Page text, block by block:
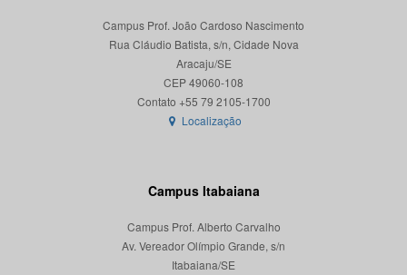
Campus Prof. João Cardoso Nascimento
Rua Cláudio Batista, s/n, Cidade Nova
Aracaju/SE
CEP 49060-108
Localização
Campus Itabaiana
Campus Prof. Alberto Carvalho
Av. Vereador Olímpio Grande, s/n
Itabaiana/SE